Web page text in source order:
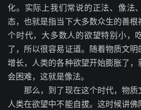
化。实际上我们常说的正法、像法
态，也就是指当下大多数众生的善
个时代，大多数人的欲望特别小，
了，所以很容易证道。随着物质文
增长，人类的各种欲望开始膨胀了
会困难，这就是像法。
那么，到了现在这个时代，物质
人类在欲望中不能自拔。这时候讲